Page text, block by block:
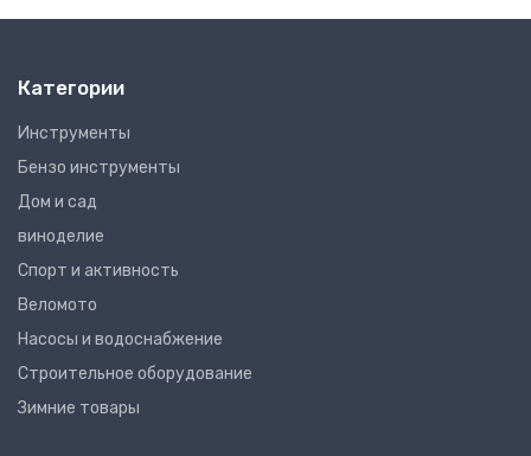
Категории
Инструменты
Бензо инструменты
Дом и сад
виноделие
Спорт и активность
Веломото
Насосы и водоснабжение
Строительное оборудование
Зимние товары